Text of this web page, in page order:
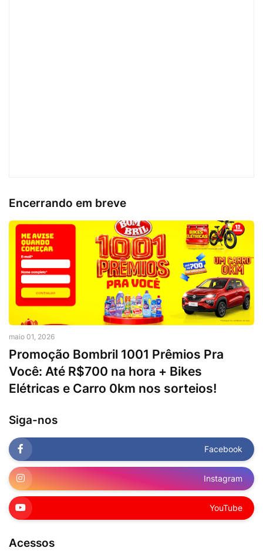
Encerrando em breve
maio 01, 2026
Promoção Bombril 1001 Prêmios Pra
Você: Até R$700 na hora + Bikes
Elétricas e Carro 0km nos sorteios!
Siga-nos
Facebook
Instagram
YouTube
Acessos